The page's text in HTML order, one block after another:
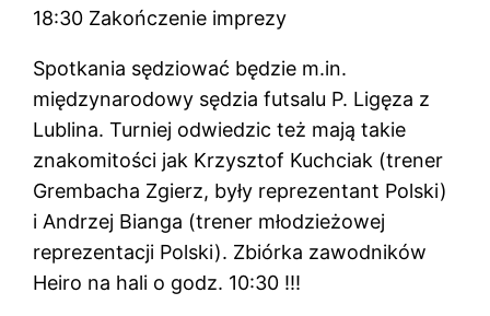
18:30 Zakończenie imprezy
Spotkania sędziować będzie m.in.
międzynarodowy sędzia futsalu P. Ligęza z
Lublina. Turniej odwiedzic też mają takie
znakomitości jak Krzysztof Kuchciak (trener
Grembacha Zgierz, były reprezentant Polski)
i Andrzej Bianga (trener młodzieżowej
reprezentacji Polski). Zbiórka zawodników
Heiro na hali o godz. 10:30 !!!